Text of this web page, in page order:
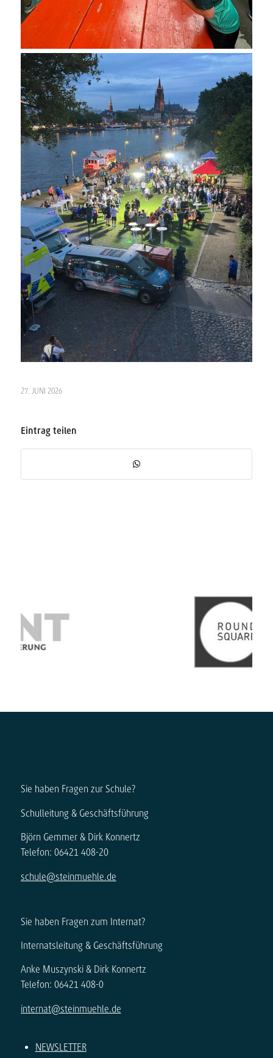
27. JUNI 2026
Eintrag teilen
Sie haben Fragen zur Schule?
Schulleitung & Geschäftsführung
Björn Gemmer & Dirk Konnertz
Telefon: 06421 408-20
schule@steinmuehle.de
Sie haben Fragen zum Internat?
Internatsleitung & Geschäftsführung
Anke Muszynski & Dirk Konnertz
Telefon: 06421 408-0
internat@steinmuehle.de
NEWSLETTER